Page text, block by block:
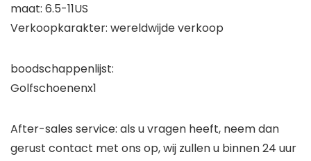
maat: 6.5-11US
Verkoopkarakter: wereldwijde verkoop
boodschappenlijst:
Golfschoenenx1
After-sales service: als u vragen heeft, neem dan
gerust contact met ons op, wij zullen u binnen 24 uur